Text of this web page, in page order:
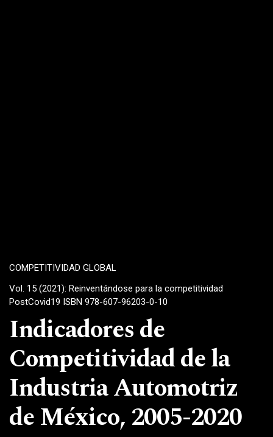
COMPETITIVIDAD GLOBAL
Vol. 15 (2021): Reinventándose para la competitividad
PostCovid19 ISBN 978-607-96203-0-10
Indicadores de
Competitividad de la
Industria Automotriz
de México, 2005-2020